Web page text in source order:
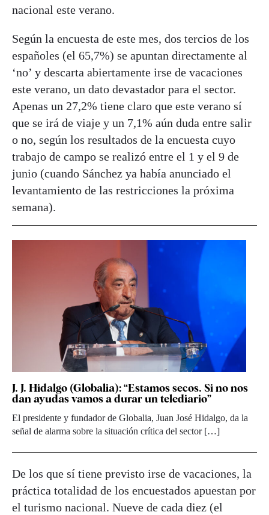
nacional este verano.
Según la encuesta de este mes, dos tercios de los
españoles (el 65,7%) se apuntan directamente al
‘no’ y descarta abiertamente irse de vacaciones
este verano, un dato devastador para el sector.
Apenas un 27,2% tiene claro que este verano sí
que se irá de viaje y un 7,1% aún duda entre salir
o no, según los resultados de la encuesta cuyo
trabajo de campo se realizó entre el 1 y el 9 de
junio (cuando Sánchez ya había anunciado el
levantamiento de las restricciones la próxima
semana).
J. J. Hidalgo (Globalia): “Estamos secos. Si no nos
dan ayudas vamos a durar un telediario”
El presidente y fundador de Globalia, Juan José Hidalgo, da la
señal de alarma sobre la situación crítica del sector […]
De los que sí tiene previsto irse de vacaciones, la
práctica totalidad de los encuestados apuestan por
el turismo nacional. Nueve de cada diez (el